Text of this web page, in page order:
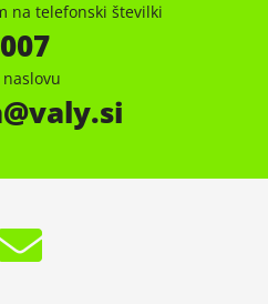
na telefonski številki
valy.si